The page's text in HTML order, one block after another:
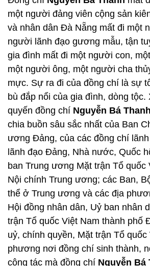
một người đảng viên cộng sản
và nhân dân Đà Nẵng mất đi một
người lãnh đạo gương mẫu, tận
gia đình mất đi một người con,
một người ông, một người cha
mực. Sự ra đi của đồng chí là sự
bù đắp nổi của gia đình, dòng tộc.
quyến đồng chí Nguyễn Bá Thanh
chia buồn sâu sắc nhất của Ban
ương Đảng, của các đồng chí
lãnh đạo Đảng, Nhà nước, Quốc
ban Trung ương Mặt trận Tổ quốc
Nội chính Trung ương; các Ban,
thể ở Trung ương và các địa
Hội đồng nhân dân, Uỷ ban nhân
trận Tổ quốc Việt Nam thành phố
uỷ, chính quyền, Mặt trận Tổ
phương nơi đồng chí sinh thành,
công tác mà đồng chí Nguyễn Bá